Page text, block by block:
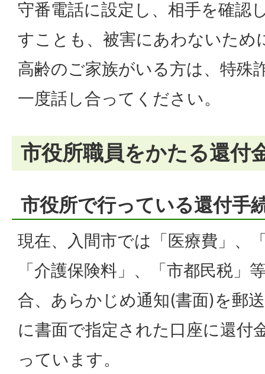
守番電話に設定し、相手を確認
すことも、被害にあわないため
高齢のご家族がいる方は、特殊
一度話し合ってください。
市役所職員をかたる還付
市役所で行っている還付手
現在、入間市では「医療費」、
「介護保険料」、「市都民税」
合、あらかじめ通知(書面)を郵
に書面で指定された口座に還付
っています。